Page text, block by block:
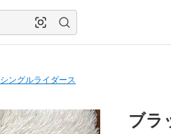
シングルライダース
ブラ